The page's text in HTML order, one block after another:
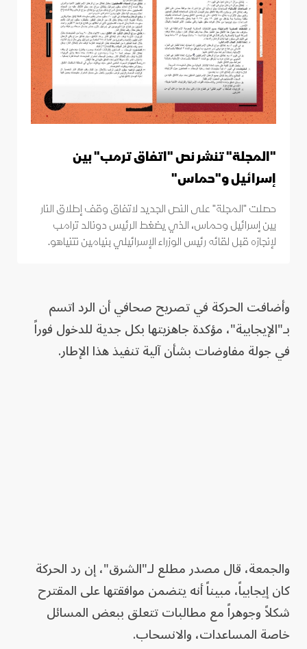
"المجلة" تنشر نص "اتفاق ترمب" بين
إسرائيل و"حماس"
حصلت "المجلة" على النص الجديد لاتفاق وقف إطلاق النار
بين إسرائيل وحماس، الذي يضغط الرئيس دونالد ترامب
لإنجازه قبل لقائه رئيس الوزراء الإسرائيلي بنيامين نتنياهو.
وأضافت الحركة في تصريح صحافي أن الرد اتسم
بـ"الإيجابية"، مؤكدة جاهزيتها بكل جدية للدخول فوراً
في جولة مفاوضات بشأن آلية تنفيذ هذا الإطار.
والجمعة، قال مصدر مطلع لـ"الشرق"، إن رد الحركة
كان إيجابياً، مبيناً أنه يتضمن موافقتها على المقترح
شكلاً وجوهراً مع مطالبات تتعلق ببعض المسائل
خاصة المساعدات، والانسحاب.